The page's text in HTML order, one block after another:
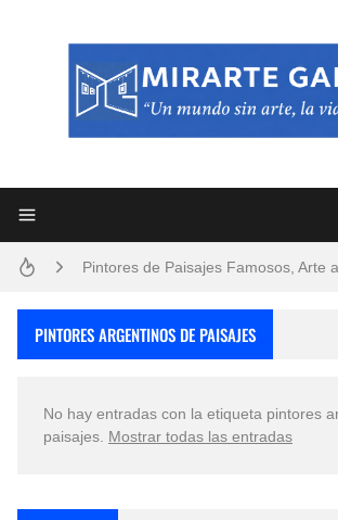
Pintores de Paisajes Famosos, Arte
PINTORES ARGENTINOS DE PAISAJES
No hay entradas con la etiqueta pintores
paisajes Mostrar todas las entradas